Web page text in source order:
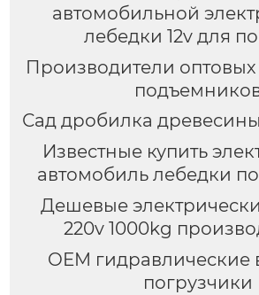
автомобильной
лебедки 12v для
Производители
Сад дробилка
Известные купить
автомобиль лебедки
Дешевые
220v 1000kg
OEM
погрузчики